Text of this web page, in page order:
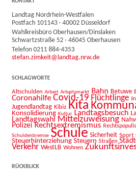
Landtag Nordrhein-Westfalen
Postfach 101143 · 40002 Düsseldorf
Wahlkreisbüro Oberhausen/Dinslaken
Schwartzstraße 52 · 46045 Oberhausen
Telefon 0211 884-4353
stefan.zimkeit@landtag.nrw.de
SCHLAGWORTE
Altschulden Arbeit Arbeitsmarkt Bahn Betuwe
Coronahilfe Covid-19 Flüchtlinge
Jugendlandtag Kibiz Kita
Konsolidierung Kultur Landtagsbesuch
Landtagswahl Mittelzuweisung
Polizei Rechtsextremismus
Schuldenbremse Schule Sicherheit Sport
Steuerhinterziehung Steuern Straßen
Verkehr WestLB Wohnen
RÜCKBLICK